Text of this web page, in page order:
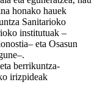
honako hauek
Sanitarioko
institutuak –
eta Osasun
berrikuntza-
irizpideak